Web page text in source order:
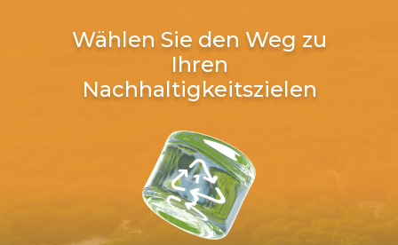
Wählen Sie den Weg zu
Ihren
Nachhaltigkeitszielen